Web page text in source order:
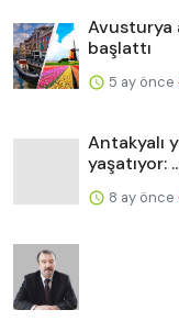
Avusturya
başlattı
5 ay önce
Antakyalı
yaşatıyor:
8 ay önce